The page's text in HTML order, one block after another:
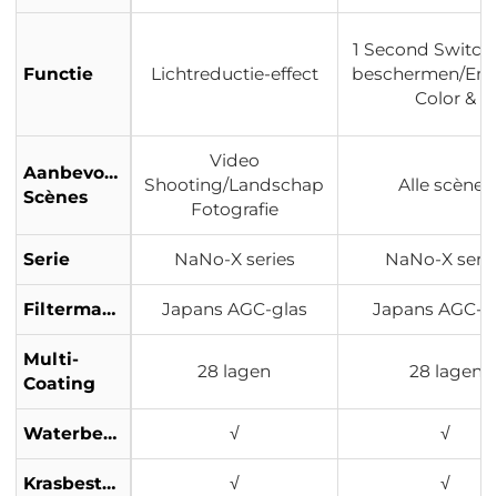
Functie Lichtreductie-effect
1 Second
beschermen/
Color &
Aanbevolen
Scènes
Video
Shooting/Landschap
Fotografie
Alle scènes
Serie NaNo-X series NaNo-X
Filtermateriaal Japans AGC-glas Japans AGC-
Multi-
Coating
28 lagen 28 lagen
Waterbestendig √ √
Krasbestendig √ √